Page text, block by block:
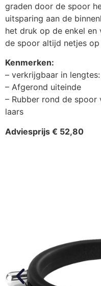
graden door de spoor
uitsparing aan de
het druk op de enkel
de spoor altijd netjes
Kenmerken:
– verkrijgbaar in
– Afgerond uiteinde
– Rubber rond de
laars
Adviesprijs € 52,80